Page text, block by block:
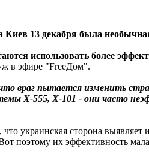
Киев 13 декабря была
использовать более
в эфире "FreeДом".
враг пытается изменить
Х-555, Х-101 - они часто
украинская сторона выявляет
поэтому их эффективность